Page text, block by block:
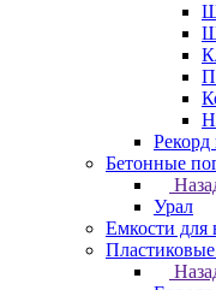
Рекорд
Бетонные
Урал
Емкости для